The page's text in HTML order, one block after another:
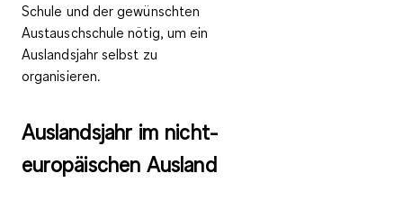
Schule und der gewünschten
Austauschschulenötig, um ein
Auslandsjahr selbst zu
organisieren.
Auslandsjahr im nicht-
europäischen Ausland